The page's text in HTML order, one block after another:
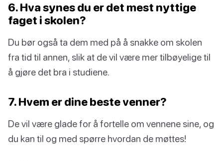
6. Hva synes du er det mest nyttige
faget i skolen?
Du bør også ta dem med på å snakke om skolen
fra tid til annen, slik at de vil være mer tilbøyelige til
å gjøre det bra i studiene.
7. Hvem er dine beste venner?
De vil være glade for å fortelle om vennene sine, og
du kan til og med spørre hvordan de møttes!